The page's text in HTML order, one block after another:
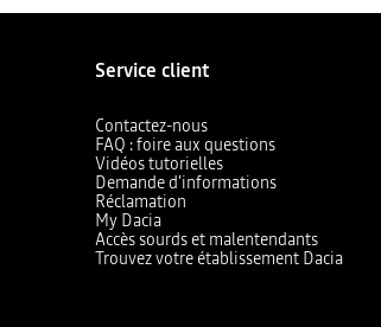
Service client
Contactez-nous
FAQ : foire aux questions
Vidéos tutorielles
Demande d'informations
Réclamation
My Dacia
Accès sourds et malentendants
Trouvez votre établissement Dacia